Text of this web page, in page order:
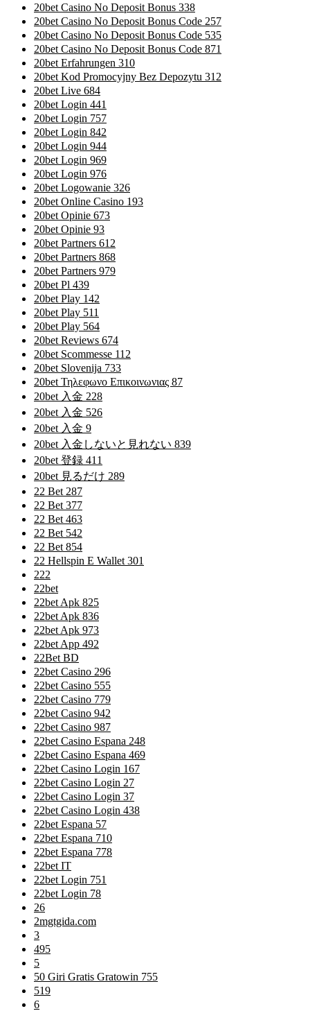
20bet Casino No Deposit Bonus 338
20bet Casino No Deposit Bonus Code 257
20bet Casino No Deposit Bonus Code 535
20bet Casino No Deposit Bonus Code 871
20bet Erfahrungen 310
20bet Kod Promocyjny Bez Depozytu 312
20bet Live 684
20bet Login 441
20bet Login 757
20bet Login 842
20bet Login 944
20bet Login 969
20bet Login 976
20bet Logowanie 326
20bet Online Casino 193
20bet Opinie 673
20bet Opinie 93
20bet Partners 612
20bet Partners 868
20bet Partners 979
20bet Pl 439
20bet Play 142
20bet Play 511
20bet Play 564
20bet Reviews 674
20bet Scommesse 112
20bet Slovenija 733
20bet Τηλεφωνο Επικοινωνιας 87
20bet 入金 228
20bet 入金 526
20bet 入金 9
20bet 入金しないと見れない 839
20bet 登録 411
20bet 見るだけ 289
22 Bet 287
22 Bet 377
22 Bet 463
22 Bet 542
22 Bet 854
22 Hellspin E Wallet 301
222
22bet
22bet Apk 825
22bet Apk 836
22bet Apk 973
22bet App 492
22Bet BD
22bet Casino 296
22bet Casino 555
22bet Casino 779
22bet Casino 942
22bet Casino 987
22bet Casino Espana 248
22bet Casino Espana 469
22bet Casino Login 167
22bet Casino Login 27
22bet Casino Login 37
22bet Casino Login 438
22bet Espana 57
22bet Espana 710
22bet Espana 778
22bet IT
22bet Login 751
22bet Login 78
26
2mgtgida.com
3
495
5
50 Giri Gratis Gratowin 755
519
6